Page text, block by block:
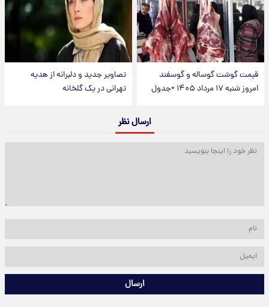
قیمت گوشت گوساله و گوسفند
امروز شنبه ۱۷ مرداد ۱۴۰۵ +جدول
تصاویر جدید و دلبرانه از هدیه
تهرانی در یک گلخانه
ارسال نظر
ارسال